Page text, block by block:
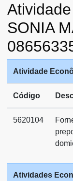
SONIA
Atividade
Código
5620104
Atividades